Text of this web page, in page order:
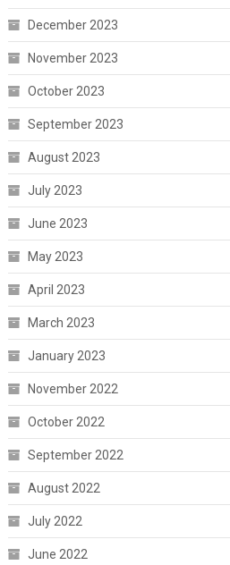
December 2023
November 2023
October 2023
September 2023
August 2023
July 2023
June 2023
May 2023
April 2023
March 2023
January 2023
November 2022
October 2022
September 2022
August 2022
July 2022
June 2022